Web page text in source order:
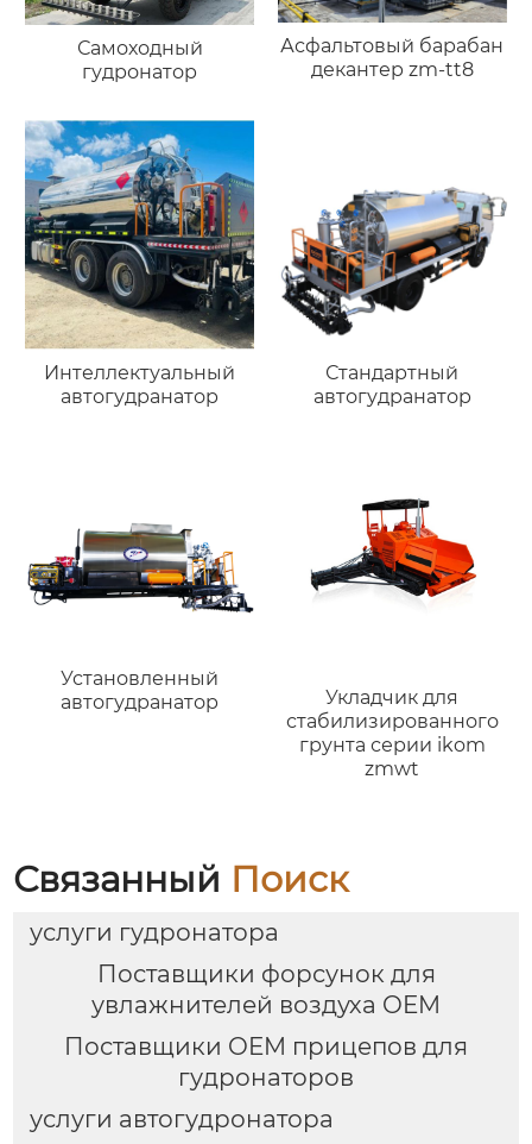
Самоходный
гудронатор
Асфальтовый барабан
декантер zm-tt8
Интеллектуальный
автогудранатор
Стандартный
автогудранатор
Установленный
автогудранатор
Укладчик для
стабилизированного
грунта серии ikom
zmwt
Связанный Поиск
услуги гудронатора
Поставщики форсунок для
увлажнителей воздуха OEM
Поставщики OEM прицепов для
гудронаторов
услуги автогудронатора